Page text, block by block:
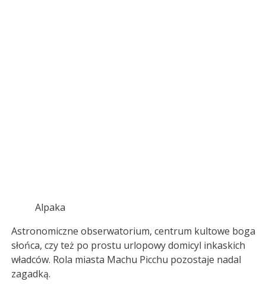
Alpaka
Astronomiczne obserwatorium, centrum kultowe boga
słońca, czy też po prostu urlopowy domicyl inkaskich
władców. Rola miasta Machu Picchu pozostaje nadal
zagadką.